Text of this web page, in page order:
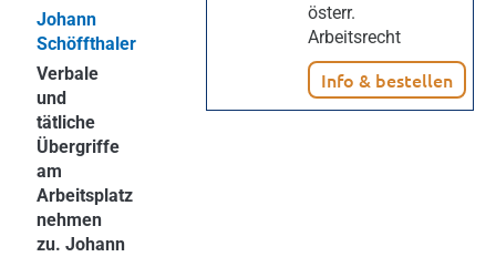
Johann
Schöffthaler
Verbale
und
tätliche
Übergriffe
am
Arbeitsplatz
nehmen
zu. Johann
österr.
Arbeitsrecht
Info & bestellen